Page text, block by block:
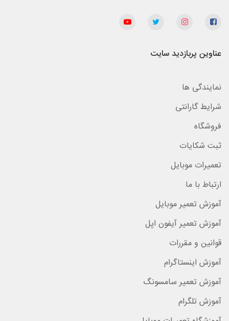
عناوین پربازدید سایت
نمایندگی ها
شرایط گارانتی
فروشگاه
ثبت شکایات
تعمیرات موبایل
ارتباط با ما
آموزش تعمیر موبایل
آموزش تعمیر آیفون اپل
قوانین و مقررات
آموزش اینستاگرام
آموزش تعمیر سامسونگ
آموزش تلگرام